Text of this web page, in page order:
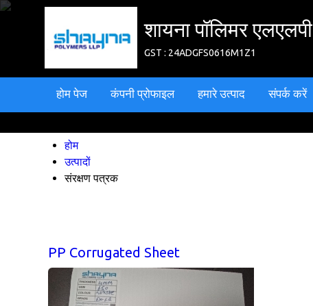
शायना पॉलिमर एलएलपी
GST : 24ADGFS0616M1Z1
होम पेज कंपनी प्रोफाइल हमारे उत्पाद संपर्क करें
होम
उत्पादों
संरक्षण पत्रक
PP Corrugated Sheet